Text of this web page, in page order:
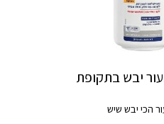
יבש בתקופת
הכי יבש שיש